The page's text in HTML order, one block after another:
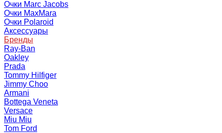
Очки Marc Jacobs
Очки MaxMara
Очки Polaroid
Аксессуары
Бренды
Ray-Ban
Oakley
Prada
Tommy Hilfiger
Jimmy Choo
Armani
Bottega Veneta
Versace
Miu Miu
Tom Ford